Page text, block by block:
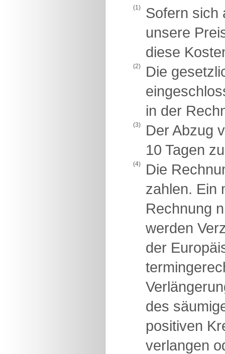
(1)
Sofern sich
unsere
diese
(2)
Die
in der
(3)
Der Abzug
10 Tagen
(4)
Die
zahlen. Ein
Rechnung
werden
der
des
positiven
verlangen